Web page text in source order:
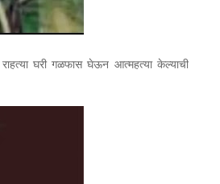
घरी गळफास घेऊन आत्महत्या केल्याची